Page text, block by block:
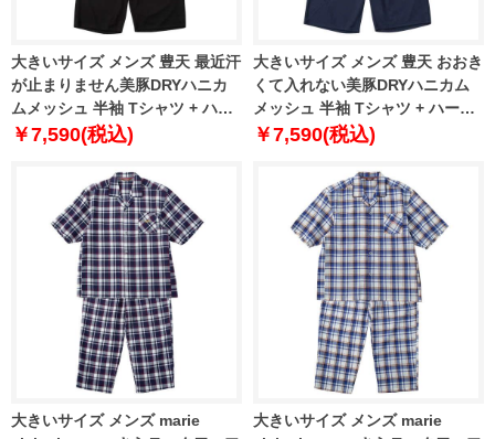
大きいサイズ メンズ 豊天 最近汗
が止まりません美豚DRYハニカ
ムメッシュ 半袖 Tシャツ + ハー
フパンツ ブラック 1258-6261-1
￥7,590(税込)
大きいサイズ メンズ 豊天 おおき
くて入れない美豚DRYハニカム
メッシュ 半袖 Tシャツ + ハーフ
パンツ ネイビー 1258-6262-1 3L
￥7,590(税込)
大きいサイズ メンズ marie
大きいサイズ メンズ marie